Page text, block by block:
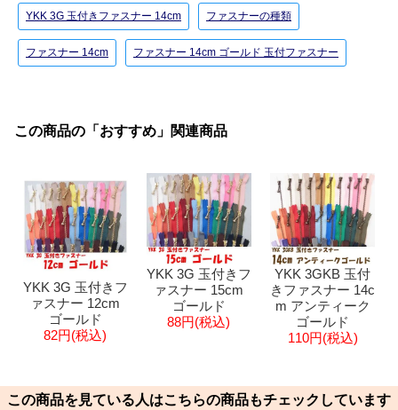
YKK 3G 玉付きファスナー 14cm ファスナーの種類
ファスナー 14cm ファスナー 14cm ゴールド 玉付ファスナー
この商品の「おすすめ」関連商品
YKK 3G 玉付きフ
ァスナー 12cm
ゴールド
82円(税込)
YKK 3G 玉付きフ
ァスナー 15cm
ゴールド
88円(税込)
YKK 3GKB 玉付
きファスナー 14c
m アンティーク
ゴールド
110円(税込)
この商品を見ている人はこちらの商品もチェックしています